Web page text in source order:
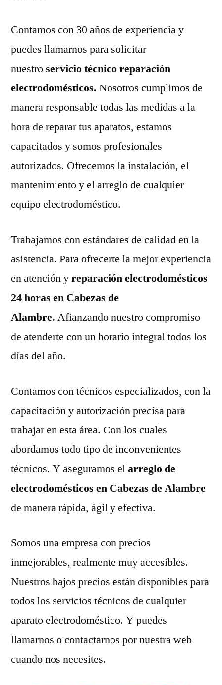
Contamos con 30 años de experiencia y
puedes llamarnos para solicitar
nuestroservicio técnico reparación
electrodomésticos. Nosotros cumplimos de
manera responsable todas las medidas a la
hora de reparar tus aparatos, estamos
capacitados y somos profesionales
autorizados. Ofrecemos la instalación, el
mantenimiento y el arreglo de cualquier
equipo electrodoméstico.
Trabajamos con estándares de calidad en la
asistencia. Para ofrecerte la mejor experiencia
en atención yreparación electrodomésticos
24 horas en Cabezas de
Alambre. Afianzando nuestro compromiso
de atenderte con un horario integral todos los
días del año.
Contamos con técnicos especializados, con la
capacitación y autorización precisa para
trabajar en esta área. Con los cuales
abordamos todo tipo de inconvenientes
técnicos. Y aseguramos elarreglo de
electrodomésticos en Cabezas de Alambre
de manera rápida, ágil y efectiva.
Somos una empresa con precios
inmejorables, realmente muy accesibles.
Nuestros bajos precios están disponibles para
todos los servicios técnicos de cualquier
aparato electrodoméstico. Y puedes
llamarnos o contactarnos por nuestra web
cuando nos necesites.